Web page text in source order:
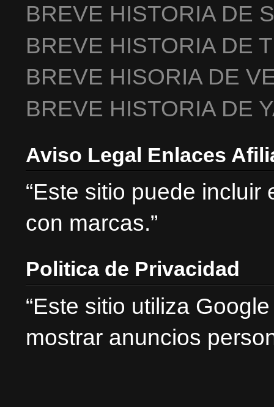
BREVE HISTORIA DE
BREVE HISTORIA DE
BREVE HISORIA DE
BREVE HISTORIA DE
Aviso Legal Enlaces
“Este sitio puede
con marcas.”
Politica de Privacidad
“Este sitio utiliza
mostrar anuncios